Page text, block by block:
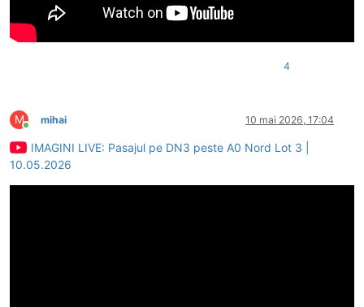
4
M
Conectat
mihai 10 mai 2026, 17:04
IMAGINI LIVE: Pasajul pe DN3 peste A0 Nord Lot 3 |
10.05.2026